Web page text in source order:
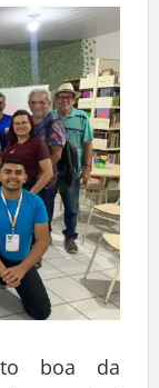
boa da